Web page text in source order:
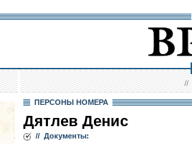
//
ПЕРСОНЫ НОМЕРА
Дятлев Денис
// Документы: